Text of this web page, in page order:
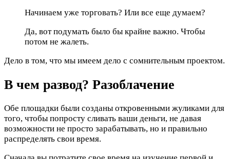
Начинаем уже торговать? Или все еще думаем?
Да, вот подумать было бы крайне важно. Чтобы
потом не жалеть.
Дело в том, что мы имеем дело с сомнительным проектом.
В чем развод? Разоблачение
Обе площадки были созданы откровенными жуликами для
того, чтобы попросту сливать ваши деньги, не давая
возможности не просто зарабатывать, но и правильно
распределять свои время.